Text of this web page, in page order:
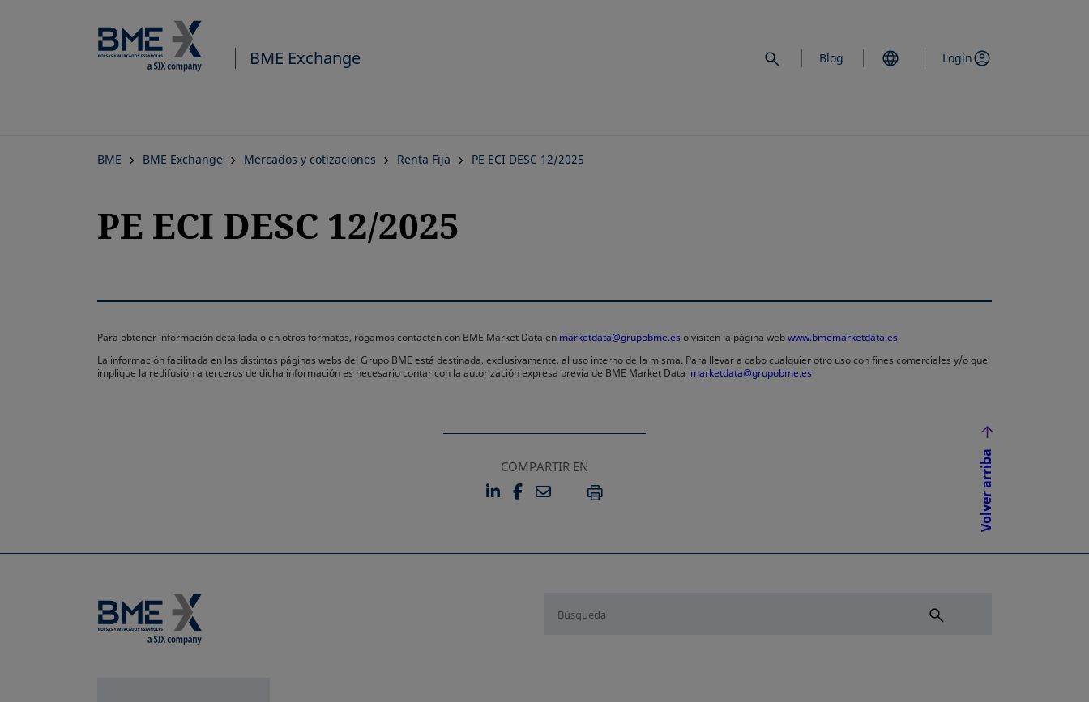
BME Exchange Blog Login
BME BME Exchange Mercados y cotizaciones Renta Fija PE ECI DESC 12/2025
PE ECI DESC 12/2025
Para obtener información detallada o en otros formatos, rogamos contacten con BME Market Data en marketdata@grupobme.es o visiten la página webwww.bmemarketdata.es
La información facilitada en las distintas páginas webs del Grupo BME está destinada, exclusivamente, al uso interno de la misma. Para llevar a cabo cualquier otro uso con fines comerciales y/o que
implique la redifusión a terceros de dicha información es necesario contar con la autorización expresa previa de BME Market Data marketdata@grupobme.es
COMPARTIR EN
LINKEDIN
SE ABRE EN UNA PESTAÑA NUEVA
FACEBOOK
SE ABRE EN UNA PESTAÑA NUEVA
EMAILIMPRIMIR Volver arriba